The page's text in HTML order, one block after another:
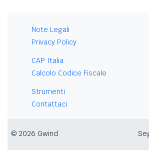
Note Legali
Privacy Policy
CAP Italia
Calcolo Codice Fiscale
Strumenti
Contattaci
© 2026 Gwind